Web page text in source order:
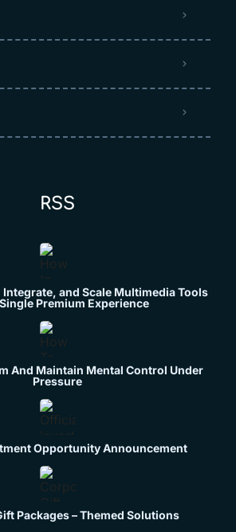
RSS
and Scale Multimedia Tools
Premium Experience
And Maintain Mental Control Under
Pressure
Opportunity Announcement
Packages – Themed Solutions